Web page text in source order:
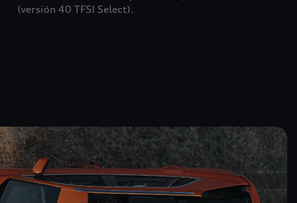
(versión 40 TFSI Select).